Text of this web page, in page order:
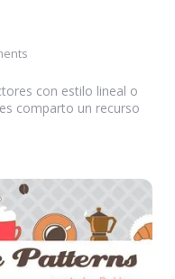
con estilo lineal o
comparto un recurso